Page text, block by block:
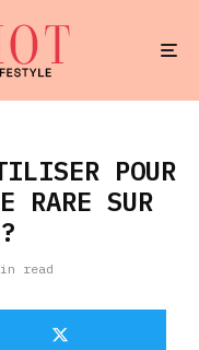
POUR
RARE SUR
read